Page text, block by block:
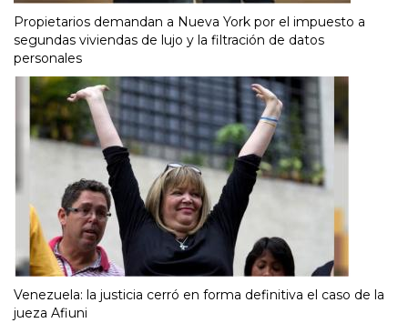
Propietarios demandan a Nueva York por el impuesto a
segundas viviendas de lujo y la filtración de datos
personales
Venezuela: la justicia cerró en forma definitiva el caso de la
jueza Afiuni